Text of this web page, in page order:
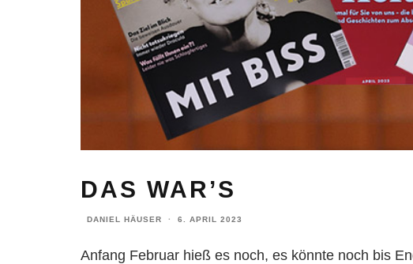
DAS WAR’S
DANIEL HÄUSER · 6. APRIL 2023
Anfang Februar hieß es noch, es könnte noch bis